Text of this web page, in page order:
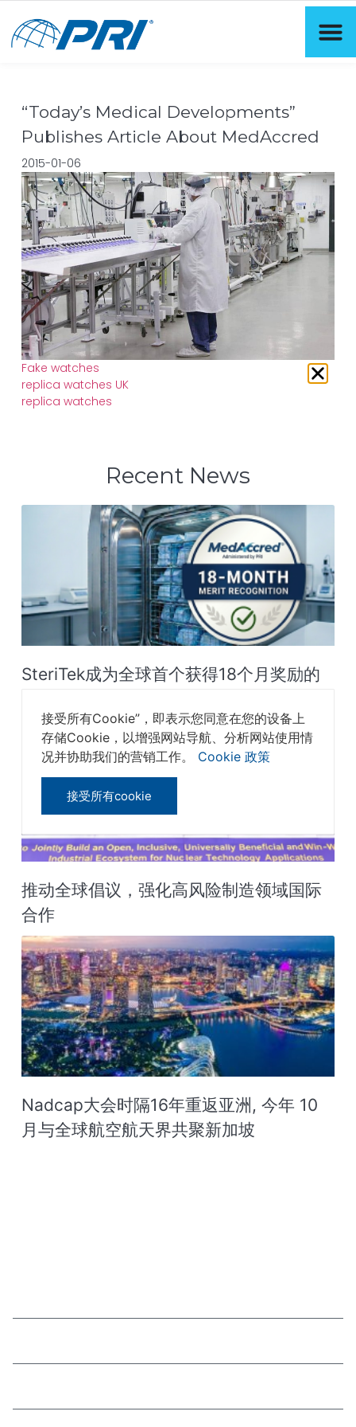
“Today’s Medical Developments”
Publishes Article About MedAccred
2015-01-06
Fake watches
replica watches UK
replica watches
Recent News
SteriTek成为全球首个获得18个月奖励的
推动全球倡议，强化高风险制造领域国际
合作
Nadcap大会时隔16年重返亚洲, 今年 10
月与全球航空航天界共聚新加坡
接受所有Cookie”，即表示您同意在您的设备上
存储Cookie，以增强网站导航、分析网站使用情
况并协助我们的营销工作。 Cookie 政策
接受所有cookie